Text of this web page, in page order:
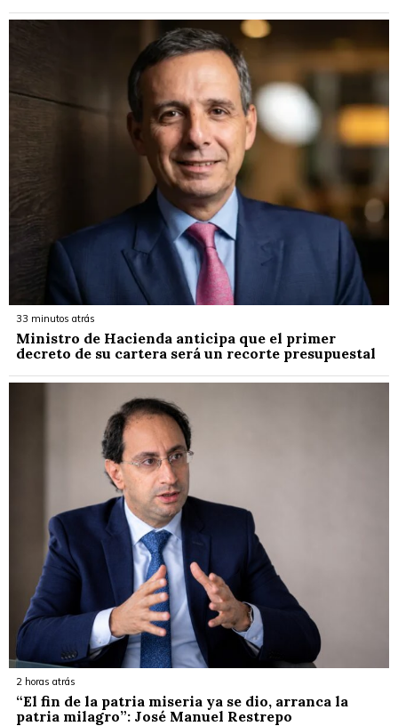
33 minutos atrás
Ministro de Hacienda anticipa que el primer
decreto de su cartera será un recorte presupuestal
2 horas atrás
“El fin de la patria miseria ya se dio, arranca la
patria milagro”: José Manuel Restrepo